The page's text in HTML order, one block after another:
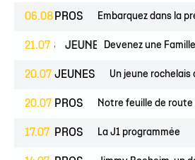
06.08 PROS Embarquez dans la
21.07 JEUNES Devenez une
20.07 JEUNES Un jeune rochelais
20.07 PROS Notre feuille de route
17.07 PROS La J1 programmée